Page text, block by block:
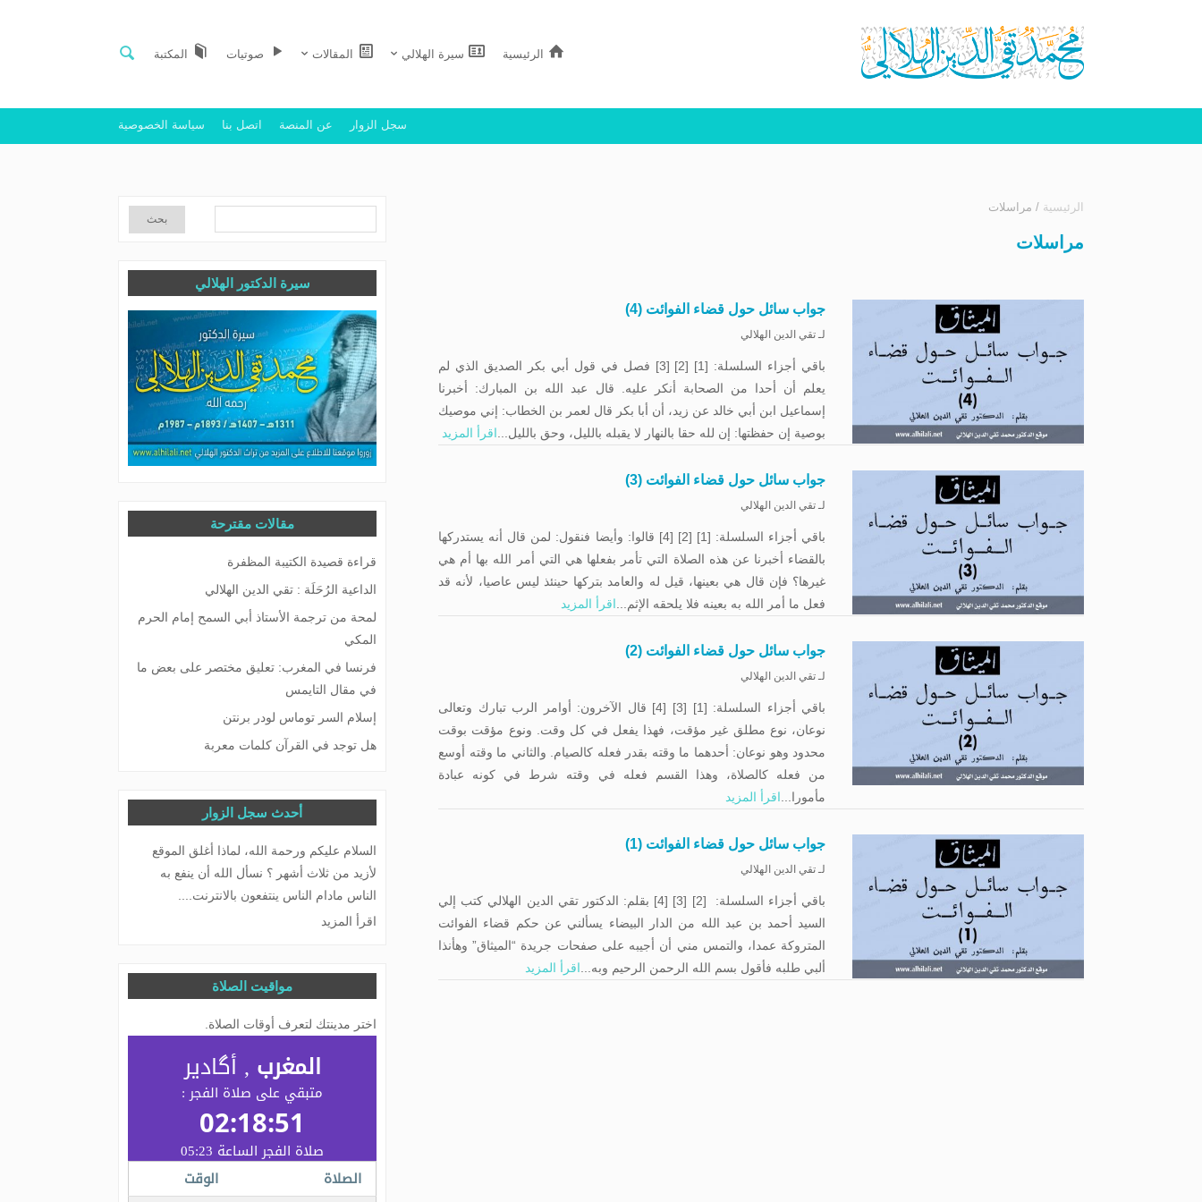
الرئيسية سيرة الهلالي المقالات صوتيات المكتبة
سجل الزوار عن المنصة اتصل بنا سياسة الخصوصية
الرئيسية / مراسلات
مراسلات
جواب سائل حول قضاء الفوائت (4)
لـ تقي الدين الهلالي
باقي أجزاء السلسلة: [1] [2] [3] فصل في قول أبي بكر الصديق الذي لم
يعلم أن أحدا من الصحابة أنكر عليه. قال عبد الله بن المبارك: أخبرنا
إسماعیل ابن أبي خالد عن زيد، أن أبا بكر قال لعمر بن الخطاب: إني موصيك
بوصية إن حفظتها: إن لله حقا بالنهار لا يقبله بالليل، وحق بالليل... اقرأ المزيد
جواب سائل حول قضاء الفوائت (3)
لـ تقي الدين الهلالي
باقي أجزاء السلسلة: [1] [2] [4] قالوا: وأيضا فنقول: لمن قال أنه يستدركها
بالقضاء أخبرنا عن هذه الصلاة التي تأمر بفعلها هي التي أمر الله بها أم هي
غيرها؟ فإن قال هي بعينها، قيل له والعامد بتركها حينئذ ليس عاصيا، لأنه قد
فعل ما أمر الله به بعينه فلا يلحقه الإثم... اقرأ المزيد
جواب سائل حول قضاء الفوائت (2)
لـ تقي الدين الهلالي
باقي أجزاء السلسلة: [1] [3] [4] قال الآخرون: أوامر الرب تبارك وتعالى
نوعان، نوع مطلق غير مؤقت، فهذا يفعل في كل وقت. ونوع مؤقت بوقت
محدود وهو نوعان: أحدهما ما وقته بقدر فعله كالصيام. والثاني ما وقته أوسع
من فعله كالصلاة، وهذا القسم فعله في وقته شرط في كونه عبادة
مأمورا... اقرأ المزيد
جواب سائل حول قضاء الفوائت (1)
لـ تقي الدين الهلالي
باقي أجزاء السلسلة: [2] [3] [4] بقلم: الدكتور تقي الدين الهلالي كتب إلي
السيد أحمد بن عبد الله من الدار البيضاء يسألني عن حكم قضاء الفوائت
المتروكة عمدا، والتمس مني أن أجيبه على صفحات جريدة “الميثاق” وهأنذا
ألبي طلبه فأقول بسم الله الرحمن الرحيم وبه... اقرأ المزيد
سيرة الدكتور الهلالي
مقالات مقترحة
قراءة قصيدة الكتيبة المظفرة
الداعية الرُحَلَة : تقي الدين الهلالي
لمحة من ترجمة الأستاذ أبي السمح إمام الحرم
المكي
فرنسا في المغرب: تعليق مختصر على بعض ما
في مقال التايمس
إسلام السر توماس لودر برنتن
هل توجد في القرآن كلمات معربة
أحدث سجل الزوار
السلام عليكم ورحمة الله، لماذا أغلق الموقع
لأزيد من ثلاث أشهر ؟ نسأل الله أن ينفع به
الناس مادام الناس ينتفعون بالانترنت....
اقرأ المزيد
مواقيت الصلاة
اختر مدينتك لتعرف أوقات الصلاة.